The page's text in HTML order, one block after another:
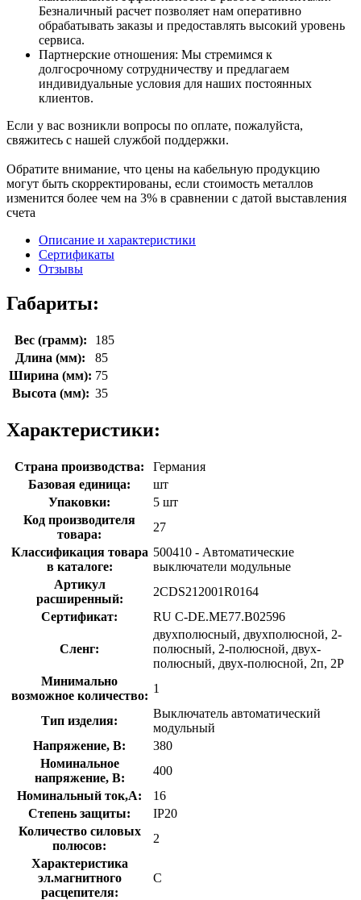
Безналичный расчет позволяет нам оперативно
обрабатывать заказы и предоставлять высокий уровень
сервиса.
Партнерские отношения: Мы стремимся к
долгосрочному сотрудничеству и предлагаем
индивидуальные условия для наших постоянных
клиентов.
Если у вас возникли вопросы по оплате, пожалуйста,
свяжитесь с нашей службой поддержки.
Обратите внимание, что цены на кабельную продукцию
могут быть скорректированы, если стоимость металлов
изменится более чем на 3% в сравнении с датой выставления
счета
Описание и характеристики
Сертификаты
Отзывы
Габариты:
Вес (грамм):
185
Длина (мм):
85
Ширина (мм): 75
Высота (мм): 35
Характеристики:
Страна производства:
Германия
Базовая единица:
шт
Упаковки:
5 шт
Код производителя
товара:
27
Классификация товара
в каталоге:
500410 - Автоматические
выключатели модульные
Артикул
расширенный:
2CDS212001R0164
Сертификат:
RU C-DE.ME77.B02596
Сленг:
двухполюсный, двухполюсной, 2-
полюсный, 2-полюсной, двух-
полюсный, двух-полюсной, 2п, 2P
Минимально
возможное количество:
1
Тип изделия:
Выключатель автоматический
модульный
Напряжение, В:
380
Номинальное
напряжение, В:
400
Номинальный ток,А:
16
Степень защиты:
IP20
Количество силовых
полюсов:
2
Характеристика
эл.магнитного
расцепителя:
C